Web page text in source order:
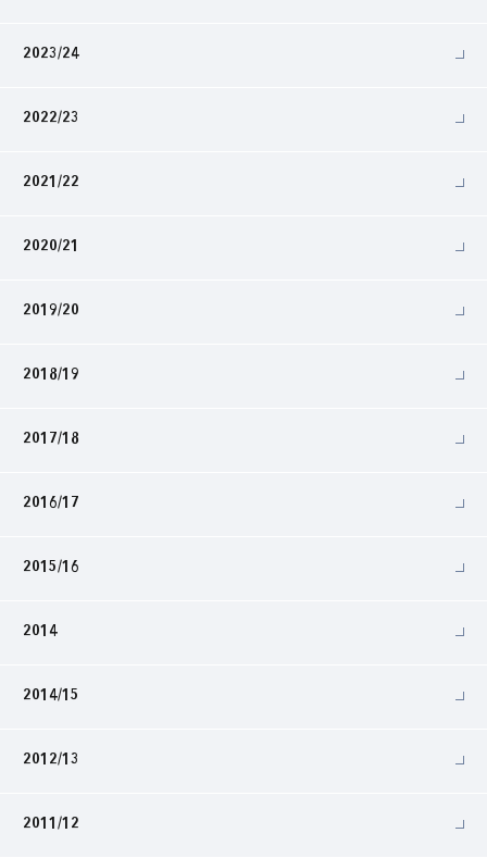
2023/24
2022/23
2021/22
2020/21
2019/20
2018/19
2017/18
2016/17
2015/16
2014
2014/15
2012/13
2011/12